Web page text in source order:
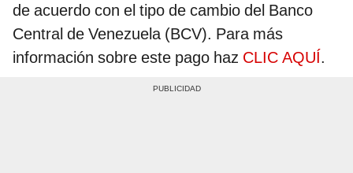
de acuerdo con el tipo de cambio del Banco
Central de Venezuela (BCV). Para más
información sobre este pago haz CLIC AQUÍ.